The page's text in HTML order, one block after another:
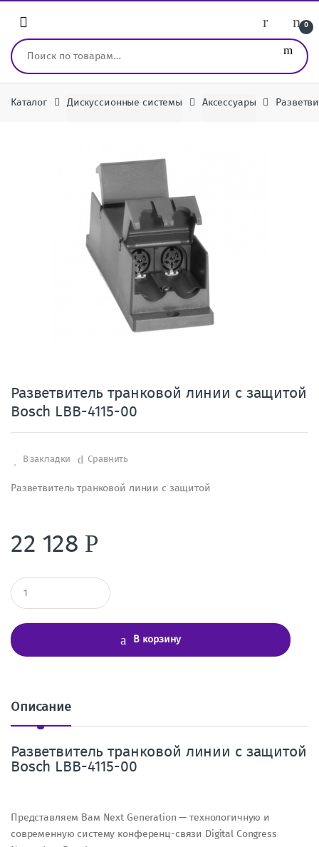
0
Искать:
Каталог Дискуссионные системы Аксессуары
Разветвитель транковой линии с защитой
Bosch LBB-4115-00
В закладки Сравнить
Разветвитель транковой линии с защитой
22 128 Р
К
о
ч
е
В корзину
Описание
Разветвитель транковой линии с защитой
Bosch LBB-4115-00
Представляем Вам Next Generation — технологичную и
современную систему конференц-связи Digital Congress